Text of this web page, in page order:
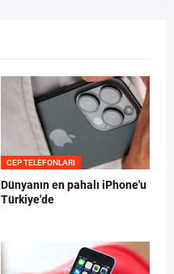
CEP TELEFONLARI
Dünyanın en pahalı iPhone'u
Türkiye'de